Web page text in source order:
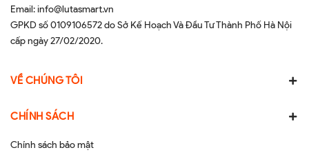
Email:info@lutasmart.vn
GPKD số 0109106572 do Sở Kế Hoạch Và Đầu Tư Thành Phố Hà Nội
cấp ngày 27/02/2020.
VỀ CHÚNG TÔI
CHÍNH SÁCH
Chính sách bảo mật